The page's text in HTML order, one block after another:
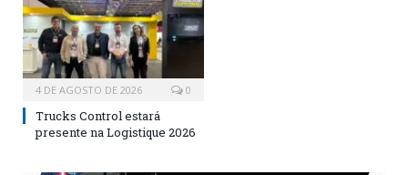
4 DE AGOSTO DE 2026 0
Trucks Control estará
presente na Logistique 2026